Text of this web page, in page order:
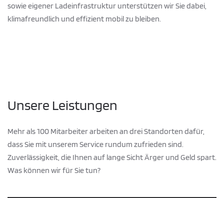
sowie eigener Ladeinfrastruktur unterstützen wir Sie dabei,
klimafreundlich und effizient mobil zu bleiben.
Unsere Leistungen
Mehr als 100 Mitarbeiter arbeiten an drei Standorten dafür,
dass Sie mit unserem Service rundum zufrieden sind.
Zuverlässigkeit, die Ihnen auf lange Sicht Ärger und Geld spart.
Was können wir für Sie tun?